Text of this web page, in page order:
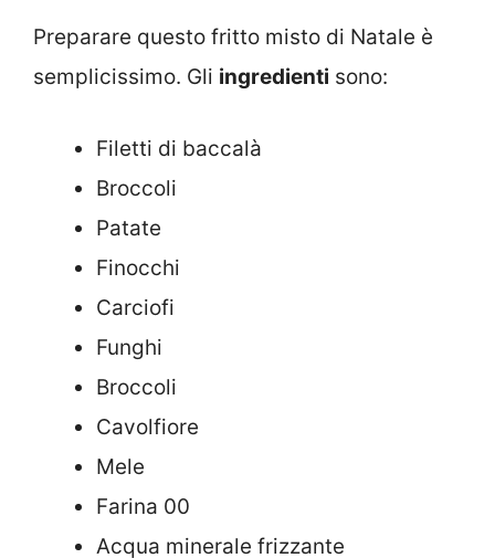
Preparare questo fritto misto di Natale è
semplicissimo. Gli ingredienti sono:
Filetti di baccalà
Broccoli
Patate
Finocchi
Carciofi
Funghi
Broccoli
Cavolfiore
Mele
Farina 00
Acqua minerale frizzante